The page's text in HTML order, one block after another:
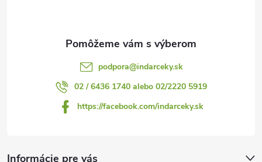
podpora@indarceky.sk
02 / 6436 1740 alebo 02/2220 5919
https://facebook.com/indarceky.sk
Informácie pre vás